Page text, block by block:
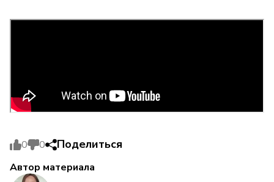
0 0 Поделиться
Автор материала